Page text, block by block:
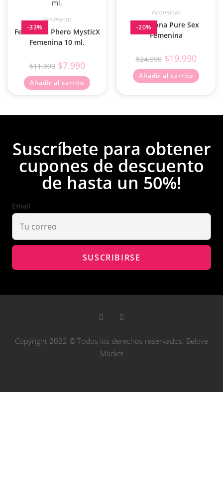
-33%
Feromonas
Feromona Phero MysticX
Femenina 10 ml.
$11.990 $7.990
Añadir al carrito
-20%
Feromonas
Feromona Pure Sex
Femenina
$24.990 $19.990
Añadir al carrito
Suscríbete para obtener
cupones de descuento
de hasta un 50%!
Email
Copyright 2022 © Todos los derechos reservados. Belove
Market